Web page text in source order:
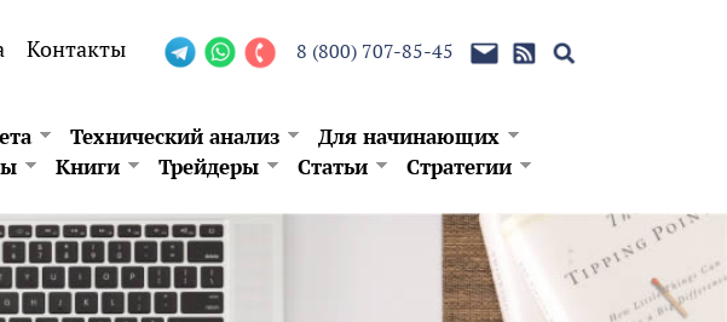
Контакты 8 (800) 707-85-45
Технический анализ
Для начинающих
Книги Трейдеры Статьи Стратегии